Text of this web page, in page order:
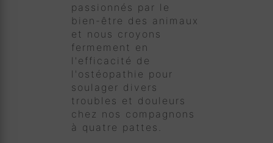
passionnés par le
bien-être des animaux
et nous croyons
fermement en
l'efficacité de
l'ostéopathie pour
soulager divers
troubles et douleurs
chez nos compagnons
à quatre pattes.